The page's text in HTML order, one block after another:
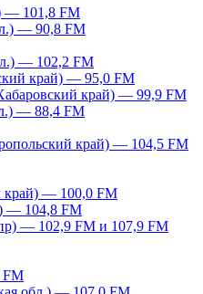
— 101,8 FM
— 90,8 FM
— 102,2 FM
край) — 95,0 FM
край) — 99,9 FM
— 88,4 FM
край) — 104,5 FM
край) — 100,0 FM
— 104,8 FM
— 102,9 FM и 107,9 FM